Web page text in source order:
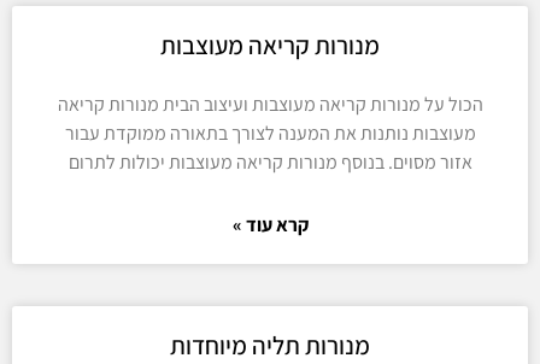
מנורות קריאה מעוצבות
הכול על מנורות קריאה מעוצבות ועיצוב הבית מנורות קריאה
מעוצבות נותנות את המענה לצורך בתאורה ממוקדת עבור
אזור מסוים. בנוסף מנורות קריאה מעוצבות יכולות לתרום
קרא עוד »
מנורות תליה מיוחדות